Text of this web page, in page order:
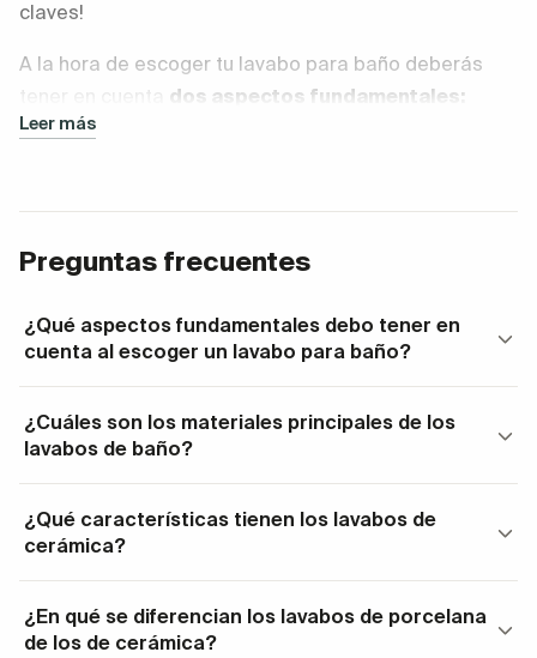
claves!
A la hora de escoger tu lavabo para baño deberás
tener en cuenta
dos aspectos fundamentales:
suspendido o sobre encimera.
Lavabos en diferentes configuraciones para cuartos de
baño diversos
Leer más
Preguntas frecuentes
¿Qué aspectos fundamentales debo tener en
cuenta al escoger un lavabo para baño?
¿Cuáles son los materiales principales de los
lavabos de baño?
¿Qué características tienen los lavabos de
cerámica?
¿En qué se diferencian los lavabos de porcelana
de los de cerámica?